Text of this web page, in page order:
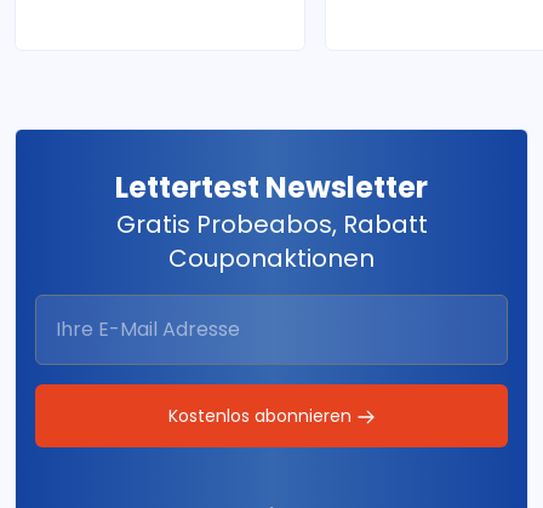
Lettertest Newsletter
Gratis Probeabos, Rabatt
Couponaktionen
Kostenlos abonnieren